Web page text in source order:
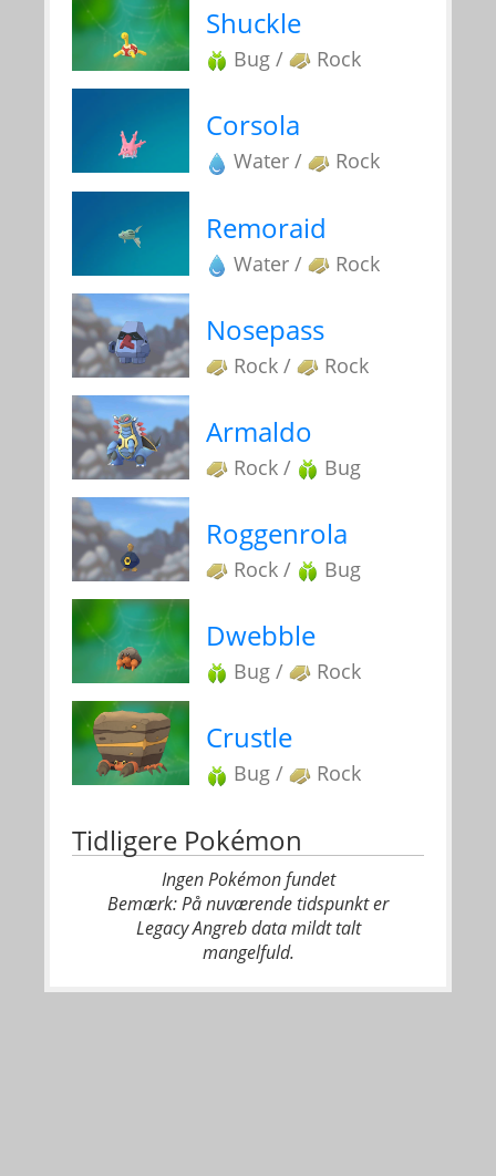
Shuckle
Bug / Rock
Corsola
Water / Rock
Remoraid
Water / Rock
Nosepass
Rock / Rock
Armaldo
Rock / Bug
Roggenrola
Rock / Bug
Dwebble
Bug / Rock
Crustle
Bug / Rock
Tidligere Pokémon
Ingen Pokémon fundet
Bemærk: På nuværende tidspunkt er
Legacy Angreb data mildt talt
mangelfuld.